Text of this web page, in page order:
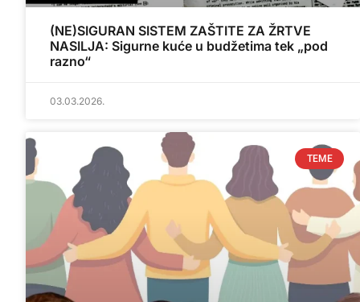
(NE)SIGURAN SISTEM ZAŠTITE ZA ŽRTVE
NASILJA: Sigurne kuće u budžetima tek „pod
razno“
03.03.2026.
TEME